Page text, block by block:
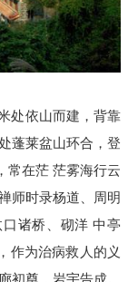
处依山而建，背靠
蓬莱盆山环合，登
常在茫 茫雾海行云
师时录杨道、周明
诸桥、砌洋 中亭
作为治病救人的义